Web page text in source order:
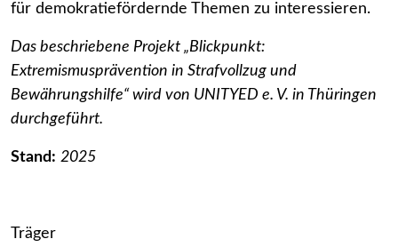
für demokratiefördernde Themen zu interessieren.
Das beschriebene Projekt „Blickpunkt:
Extremismusprävention in Strafvollzug und
Bewährungshilfe“ wird von UNITYED e. V. in Thüringen
durchgeführt.
Stand: 2025
Träger